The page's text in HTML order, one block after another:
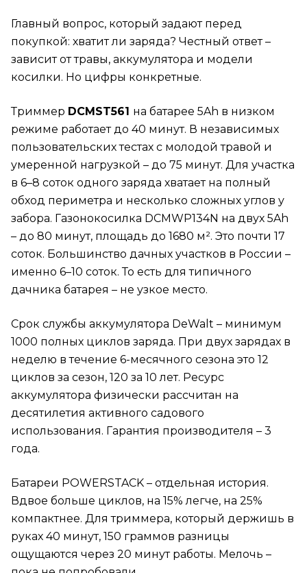
Главный вопрос, который задают перед
покупкой: хватит ли заряда? Честный ответ –
зависит от травы, аккумулятора и модели
косилки. Но цифры конкретные.
Триммер DCMST561 на батарее 5Ah в низком
режиме работает до 40 минут. В независимых
пользовательских тестах с молодой травой и
умеренной нагрузкой – до 75 минут. Для участка
в 6–8 соток одного заряда хватает на полный
обход периметра и несколько сложных углов у
забора. Газонокосилка DCMWP134N на двух 5Ah
– до 80 минут, площадь до 1680 м². Это почти 17
соток. Большинство дачных участков в России –
именно 6–10 соток. То есть для типичного
дачника батарея – не узкое место.
Срок службы аккумулятора DeWalt – минимум
1000 полных циклов заряда. При двух зарядах в
неделю в течение 6-месячного сезона это 12
циклов за сезон, 120 за 10 лет. Ресурс
аккумулятора физически рассчитан на
десятилетия активного садового
использования. Гарантия производителя – 3
года.
Батареи POWERSTACK – отдельная история.
Вдвое больше циклов, на 15% легче, на 25%
компактнее. Для триммера, который держишь в
руках 40 минут, 150 граммов разницы
ощущаются через 20 минут работы. Мелочь –